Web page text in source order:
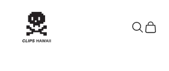
CLIPS HAWAII
検索カー